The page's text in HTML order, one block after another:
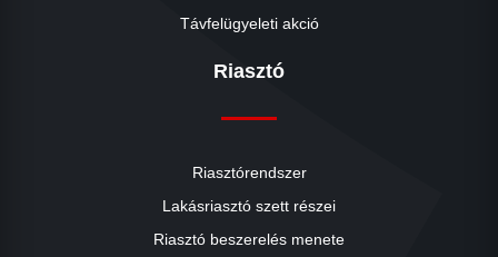
Távfelügyeleti akció
Riasztó
Riasztórendszer
Lakásriasztó szett részei
Riasztó beszerelés menete